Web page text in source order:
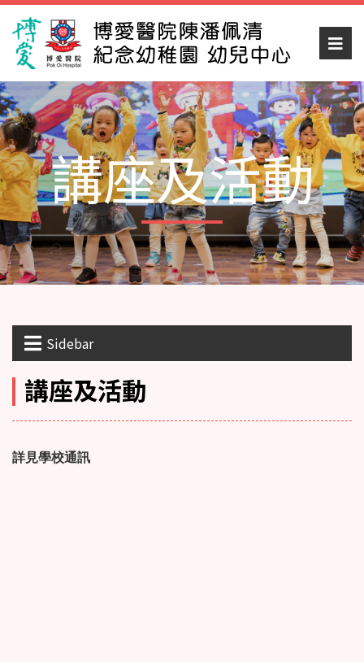
講座及活動
Sidebar
講座及活動
詳見學校通訊